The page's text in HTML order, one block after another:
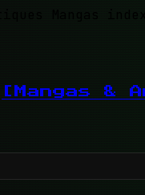
Mangas
[Mangas &